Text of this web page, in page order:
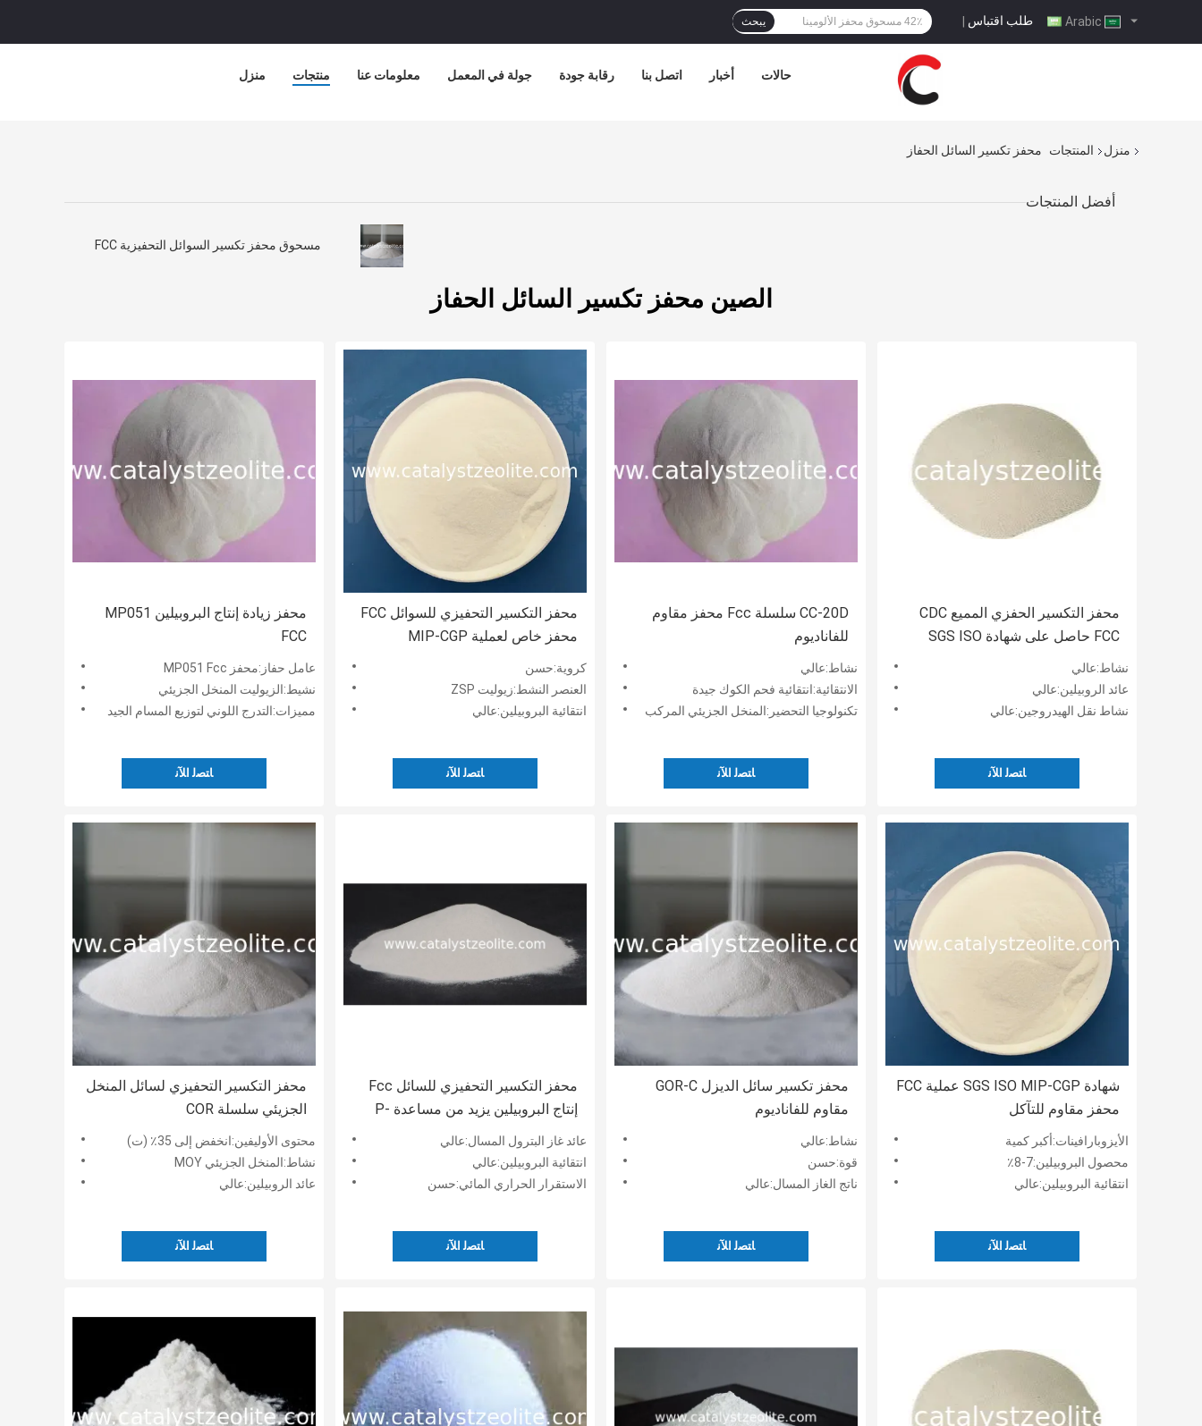
طلب اقتباس | يبحث
منزل منتجات معلومات عنا جولة في المعمل رقابة جودة اتصل بنا أخبار حالات
منزل المنتجات محفز تكسير السائل الحفاز
أفضل المنتجات
مسحوق محفز تكسير السوائل التحفيزية FCC
الصين محفز تكسير السائل الحفاز
محفز زيادة إنتاج البروبيلين MP051
FCC
عامل حفاز:محفز MP051 Fcc
نشيط:الزيوليت المنخل الجزيئي
مميزات:التدرج اللوني لتوزيع المسام الجيد
ﺎﺘﺼﻟ ﺍﻶﻧ
محفز التكسير التحفيزي للسوائل FCC
محفز خاص لعملية MIP-CGP
كروية:حسن
العنصر النشط:زيوليت ZSP
انتقائية البروبيلين:عالي
ﺎﺘﺼﻟ ﺍﻶﻧ
CC-20D سلسلة Fcc محفز مقاوم
للفاناديوم
نشاط:عالي
الانتقائية:انتقائية فحم الكوك جيدة
تكنولوجيا التحضير:المنخل الجزيئي المركب
ﺎﺘﺼﻟ ﺍﻶﻧ
محفز التكسير الحفزي المميع CDC
FCC حاصل على شهادة SGS ISO
نشاط:عالي
عائد الروبيلين:عالي
نشاط نقل الهيدروجين:عالي
ﺎﺘﺼﻟ ﺍﻶﻧ
محفز التكسير التحفيزي لسائل المنخل
الجزيئي سلسلة COR
محتوى الأوليفين:انخفض إلى 35٪ (ت)
نشاط:المنخل الجزيئي MOY
عائد الروبيلين:عالي
ﺎﺘﺼﻟ ﺍﻶﻧ
محفز التكسير التحفيزي للسائل Fcc
إنتاج البروبيلين يزيد من مساعدة P-
MAX
عائد غاز البترول المسال:عالي
انتقائية البروبيلين:عالي
الاستقرار الحراري المائي:حسن
ﺎﺘﺼﻟ ﺍﻶﻧ
محفز تكسير سائل الديزل GOR-C
مقاوم للفاناديوم
نشاط:عالي
قوة:حسن
ناتج الغاز المسال:عالي
ﺎﺘﺼﻟ ﺍﻶﻧ
شهادة SGS ISO MIP-CGP عملية FCC
محفز مقاوم للتآكل
الأيزوبارافينات:أكبر كمية
محصول البروبيلين:7-8٪
انتقائية البروبيلين:عالي
ﺎﺘﺼﻟ ﺍﻶﻧ